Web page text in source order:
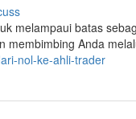
melampaui batas
Anda
nol-ke-ahli-trader